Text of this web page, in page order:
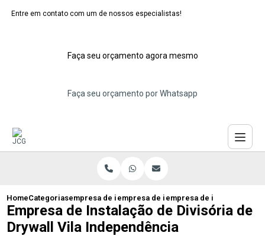
Entre em contato com um de nossos especialistas!
Faça seu orçamento agora mesmo
Faça seu orçamento por Whatsapp
HomeCategoriasempresa de instalacao de divisorias
empresa de instalacao de divisoria
empresa de instalacao de
Empresa de Instalação de Divisória de
Drywall Vila Independência